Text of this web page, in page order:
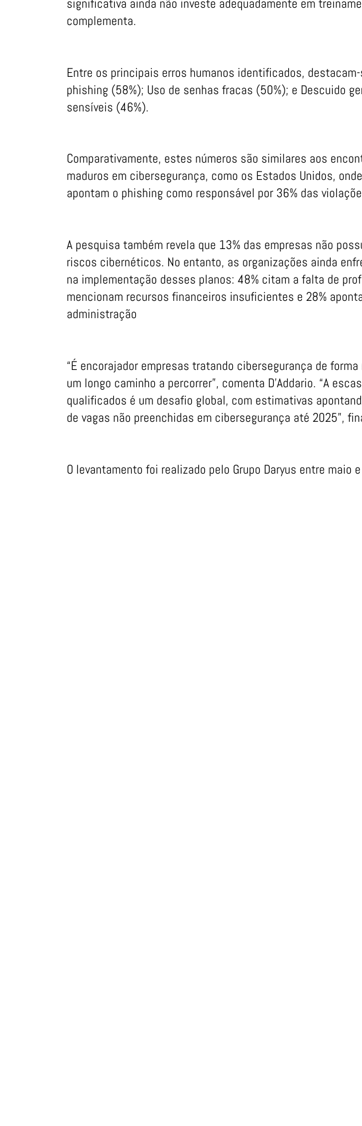
complementa.
Entre os principais erros humanos identificados,
phishing (58%); Uso de senhas fracas (50%); e Descuido
sensíveis (46%).
Comparativamente, estes números são similares aos
maduros em cibersegurança, como os Estados Unidos,
apontam o phishing como responsável por 36% das
A pesquisa também revela que 13% das empresas não
riscos cibernéticos. No entanto, as organizações ainda
na implementação desses planos: 48% citam a falta de
mencionam recursos financeiros insuficientes e 28%
administração
“É encorajador empresas tratando cibersegurança de
um longo caminho a percorrer”, comenta D’Addario. “A
qualificados é um desafio global, com estimativas
de vagas não preenchidas em cibersegurança até 2025”,
O levantamento foi realizado pelo Grupo Daryus entre maio